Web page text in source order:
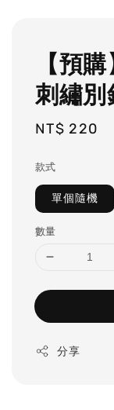
【預
刺繡別
Regular
NT$ 220
款式
單個隨機
數量
分享